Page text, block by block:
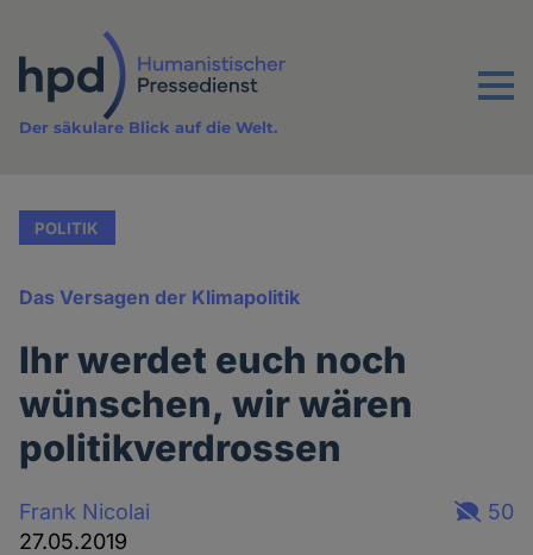
Inhalt
Menu
Der säkulare Blick auf die Welt.
POLITIK
Das Versagen der Klimapolitik
Ihr werdet euch noch
wünschen, wir wären
politikverdrossen
Frank Nicolai
27.05.2019
50